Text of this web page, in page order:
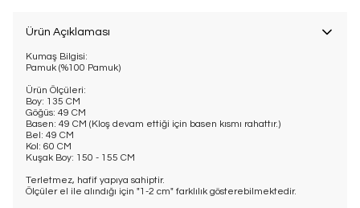
Ürün Açıklaması
Kumaş Bilgisi:
Pamuk (%100 Pamuk)
Ürün Ölçüleri:
Boy: 135 CM
Göğüs: 49 CM
Basen: 49 CM (Kloş devam ettiği için basen kısmı rahattır.)
Bel: 49 CM
Kol: 60 CM
Kuşak Boy: 150 - 155 CM
Terletmez, hafif yapıya sahiptir.
Ölçüler el ile alındığı için "1-2 cm" farklılık gösterebilmektedir.